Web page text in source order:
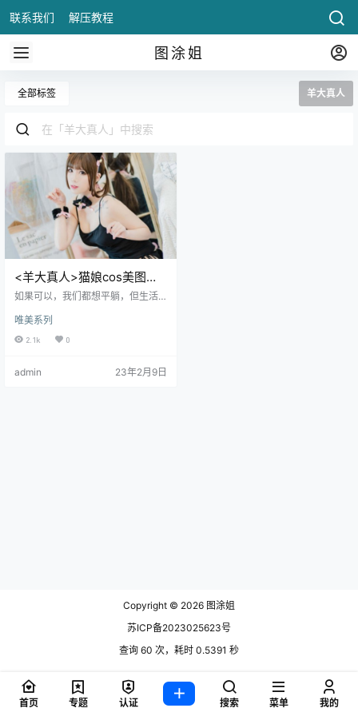
联系我们 解压教程
图涂姐
全部标签 羊大真人
<羊大真人>猫娘cos美图作
品欣赏
如果可以，我们都想平躺，但生活
晚五地工作，身心俱疲。因此，在
业余时间放松是非常重要的。玩游
好看的主播.
唯美系列
2.1k 0
admin 23年2月9日
Copyright © 2026 图涂姐
苏ICP备2023025623号
查询 60 次，耗时 0.5391 秒
首页 专题 认证 搜索 菜单 我的